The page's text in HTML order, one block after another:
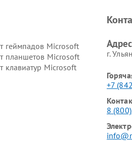
геймпадов Microsoft
планшетов Microsoft
клавиатур Microsoft
г.
+7
8